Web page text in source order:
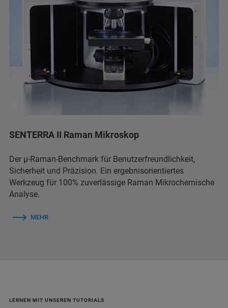
SENTERRA II Raman Mikroskop
Der μ-Raman-Benchmark für Benutzerfreundlichkeit,
Sicherheit und Präzision. Ein ergebnisorientiertes
Werkzeug für 100% zuverlässige Raman Mikrochemische
Analyse.
MEHR
LERNEN MIT UNSEREN TUTORIALS